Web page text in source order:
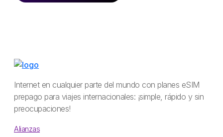
Internet en cualquier parte del mundo con planes eSIM
prepago para viajes internacionales: ¡simple, rápido y sin
preocupaciones!
Alianzas